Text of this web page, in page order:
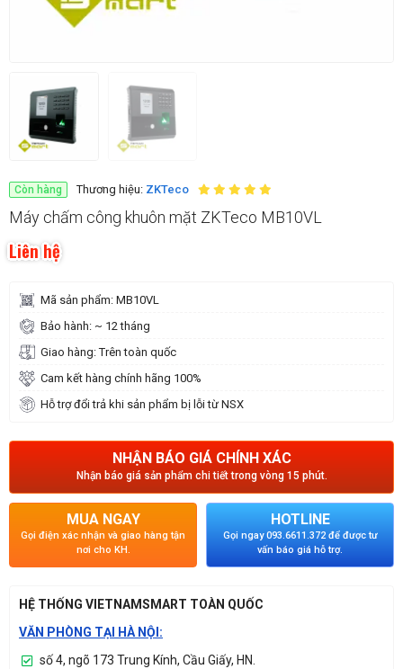
Còn hàng Thương hiệu: ZKTeco
Máy chấm công khuôn mặt ZKTeco MB10VL
Liên hệ
Mã sản phẩm: MB10VL
Bảo hành: ~ 12 tháng
Giao hàng: Trên toàn quốc
Cam kết hàng chính hãng 100%
Hỗ trợ đổi trả khi sản phẩm bị lỗi từ NSX
NHẬN BÁO GIÁ CHÍNH XÁC
Nhận báo giá sản phẩm chi tiết trong vòng 15 phút.
MUA NGAY
Gọi điện xác nhận và giao hàng tận
nơi cho KH.
HOTLINE
Gọi ngay 093.6611.372 để được tư
vấn báo giá hỗ trợ.
HỆ THỐNG VIETNAMSMART TOÀN QUỐC
VĂN PHÒNG TẠI HÀ NỘI:
số 4, ngõ 173 Trung Kính, Cầu Giấy, HN.